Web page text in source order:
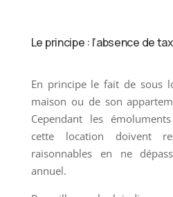
Le principe : l’absence de
En principe le fait de sous
maison ou de son
Cependant les
cette location doivent
raisonnables en ne
annuel.